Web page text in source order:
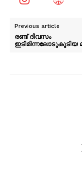
Previous article
രണ്ട് ദിവസം
ഇടിമിന്നലോടുകൂടിയ